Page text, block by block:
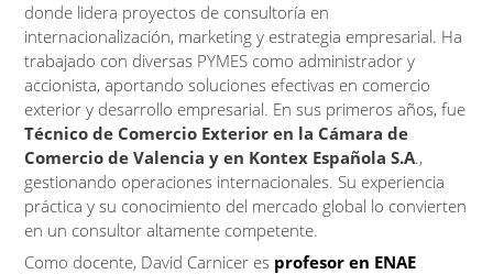
donde lidera proyectos de consultoría en
internacionalización, marketing y estrategia empresarial. Ha
trabajado con diversas PYMES como administrador y
accionista, aportando soluciones efectivas en comercio
exterior y desarrollo empresarial. En sus primeros años, fue
Técnico de Comercio Exterior en la Cámara de
Comercio de Valencia y en Kontex Española S.A.,
gestionando operaciones internacionales. Su experiencia
práctica y su conocimiento del mercado global lo convierten
en un consultor altamente competente.
Como docente, David Carnicer es profesor en ENAE